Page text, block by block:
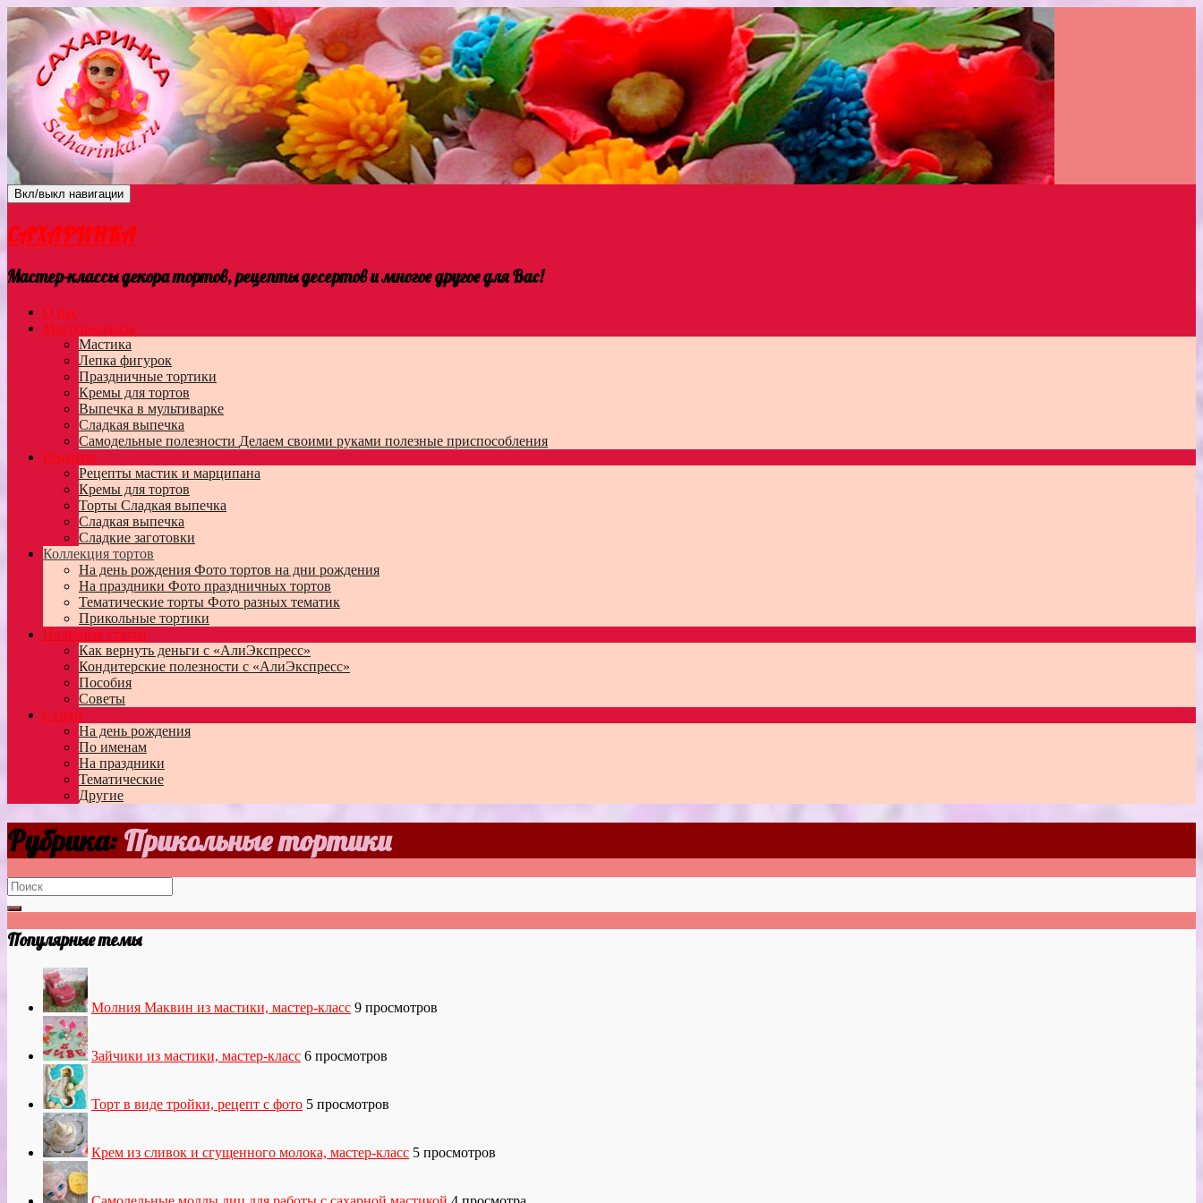
Вкл/выкл навигации
САХАРИНКА
Мастер-классы декора тортов, рецепты десертов и многое другое для Вас!
О нас
Мастер-классы
Мастика
Лепка фигурок
Праздничные тортики
Кремы для тортов
Выпечка в мультиварке
Сладкая выпечка
Самодельные полезности Делаем своими руками полезные приспособления
Рецепты
Рецепты мастик и марципана
Кремы для тортов
Торты Сладкая выпечка
Сладкая выпечка
Сладкие заготовки
Коллекция тортов
На день рождения Фото тортов на дни рождения
На праздники Фото праздничных тортов
Тематические торты Фото разных тематик
Прикольные тортики
Полезные статьи
Как вернуть деньги с «АлиЭкспресс»
Кондитерские полезности с «АлиЭкспресс»
Пособия
Советы
Стихи
На день рождения
По именам
На праздники
Тематические
Другие
Рубрика:Прикольные тортики
Популярные темы
Молния Маквин из мастики, мастер-класс 9 просмотров
Зайчики из мастики, мастер-класс 6 просмотров
Торт в виде тройки, рецепт с фото 5 просмотров
Крем из сливок и сгущенного молока, мастер-класс 5 просмотров